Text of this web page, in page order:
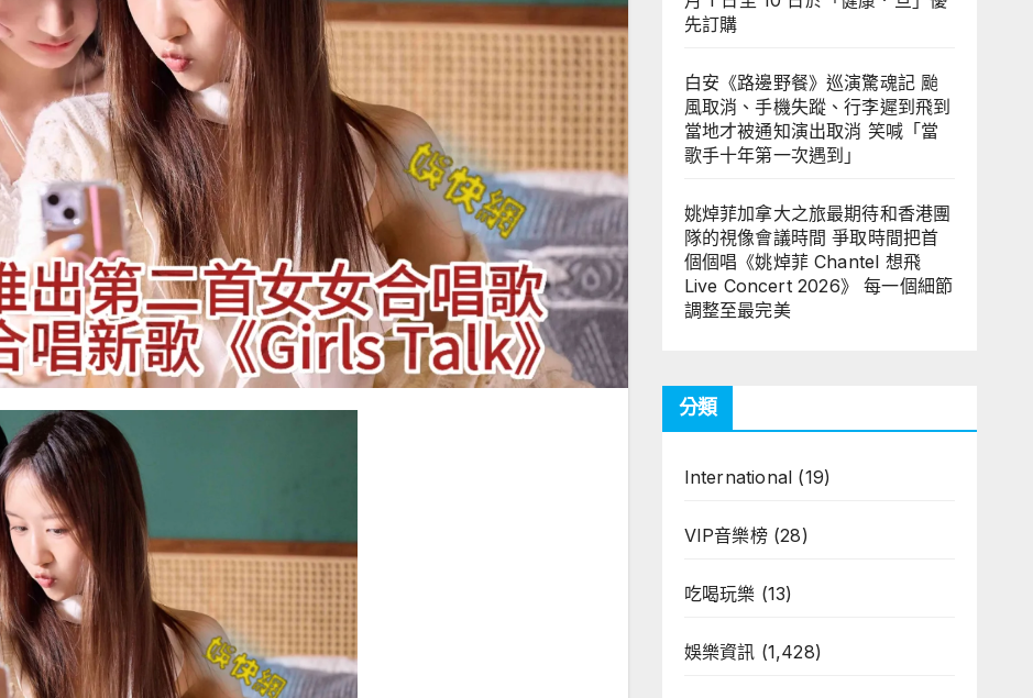
先訂購
白安《路邊野餐》巡演驚魂記 颱
風取消、手機失蹤、行李遲到飛到
當地才被通知演出取消 笑喊「當
歌手十年第一次遇到」
姚焯菲加拿大之旅最期待和香港團
隊的視像會議時間 爭取時間把首
個個唱《姚焯菲 Chantel 想飛
Live Concert 2026》 每一個細節
調整至最完美
分類
International (19)
VIP音樂榜(28)
吃喝玩樂 (13)
娛樂資訊 (1,428)